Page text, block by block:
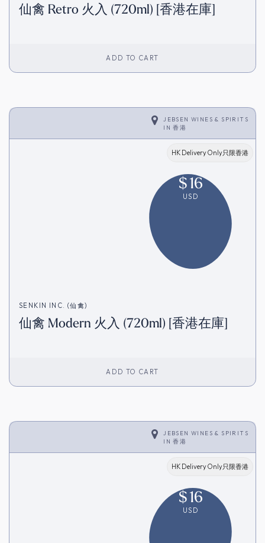
仙禽 Retro 火入 (720ml) [香港在庫]
ADD TO CART
JEBSEN WINES & SPIRITS
IN香港
HK Delivery Only只限香港
$16
USD
SENKIN INC. (仙禽)
仙禽 Modern 火入 (720ml) [香港在庫]
ADD TO CART
JEBSEN WINES & SPIRITS
IN香港
HK Delivery Only只限香港
$16
USD